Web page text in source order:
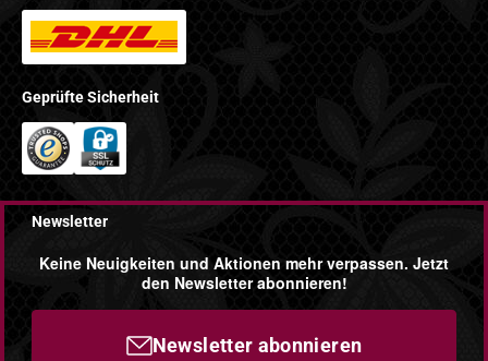
Geprüfte Sicherheit
Newsletter
Keine Neuigkeiten und Aktionen mehr verpassen. Jetzt
den Newsletter abonnieren!
Newsletter abonnieren